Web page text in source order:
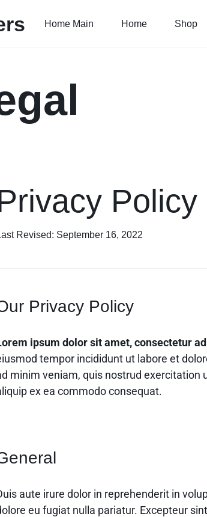
Home Main Home Shop
Policy
Revised: September 16, 2022
Privacy Policy
ipsum dolor sit amet, consectetur
tempor incididunt ut labore et
minim veniam, quis nostrud exercitation
ex ea commodo consequat.
aute irure dolor in reprehenderit in
eu fugiat nulla pariatur. Excepteur